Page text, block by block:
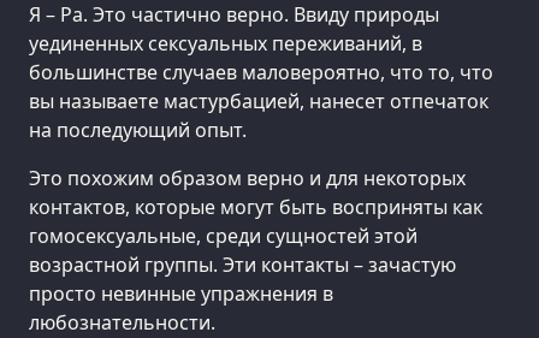
Я – Ра. Это частично верно. Ввиду природы
уединенных сексуальных переживаний, в
большинстве случаев маловероятно, что то, что
вы называете мастурбацией, нанесет отпечаток
на последующий опыт.
Это похожим образом верно и для некоторых
контактов, которые могут быть восприняты как
гомосексуальные, среди сущностей этой
возрастной группы. Эти контакты – зачастую
просто невинные упражнения в
любознательности.